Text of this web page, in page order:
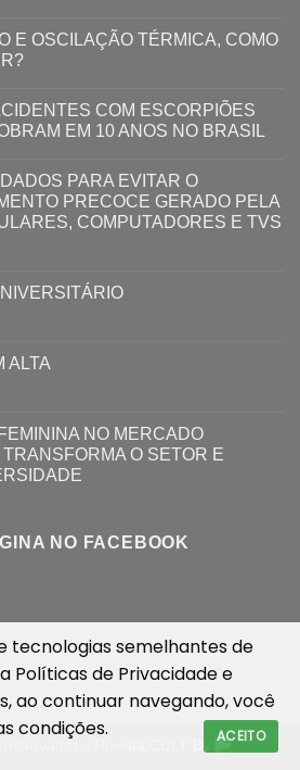
E OSCILAÇÃO TÉRMICA, COMO
COM ESCORPIÕES
EM 10 ANOS NO BRASIL
PARA EVITAR O
PRECOCE GERADO PELA
COMPUTADORES E TVS​​
ALTA
NO MERCADO
TRANSFORMA O SETOR E
NO FACEBOOK
tecnologias semelhantes de
Políticas de Privacidadee
, ao continuar navegando, você
condições.
ACEITO